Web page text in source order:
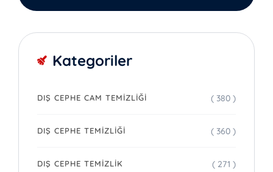
Kategoriler
DIŞ CEPHE CAM TEMIZLIĞI ( 380 )
DIŞ CEPHE TEMIZLIĞI ( 360 )
DIŞ CEPHE TEMIZLIK ( 271 )